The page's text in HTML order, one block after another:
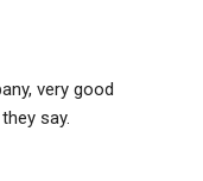
very good
say.